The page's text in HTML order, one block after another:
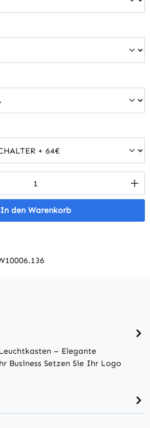
Gib den gewünschten
In den Warenkorb
– Elegante
Business Setzen Sie Ihr Logo